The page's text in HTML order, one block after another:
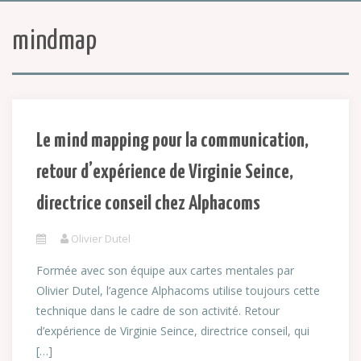
mindmap
Le mind mapping pour la communication,
retour d’expérience de Virginie Seince,
directrice conseil chez Alphacoms
Olivier Dutel
Formée avec son équipe aux cartes mentales par
Olivier Dutel, l’agence Alphacoms utilise toujours cette
technique dans le cadre de son activité. Retour
d’expérience de Virginie Seince, directrice conseil, qui
[…]